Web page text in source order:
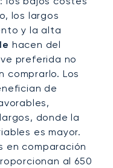
los largos
y la alta
hacen del
preferida no
comprarlo. Los
de
donde la
es mayor.
en comparación
al 650